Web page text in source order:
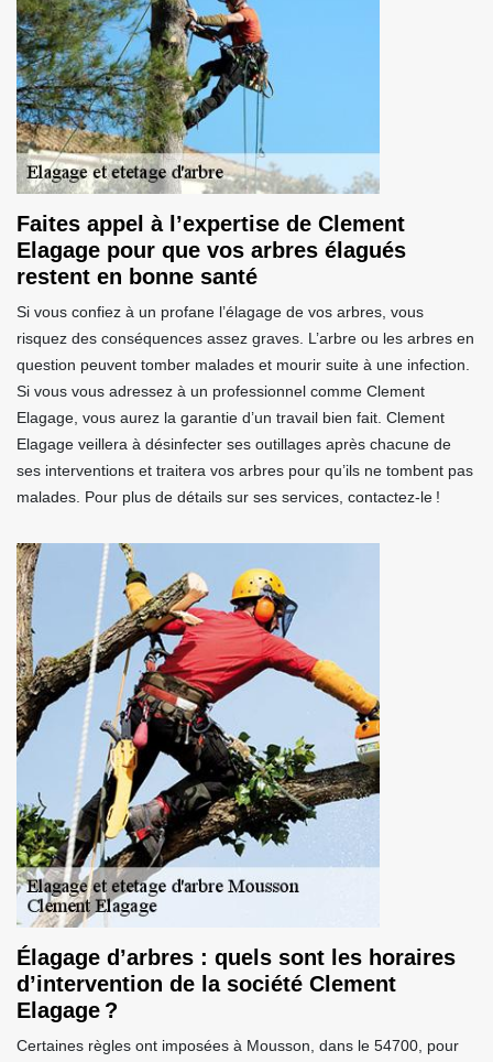
Faites appel à l’expertise de Clement
Elagage pour que vos arbres élagués
restent en bonne santé
Si vous confiez à un profane l’élagage de vos arbres, vous
risquez des conséquences assez graves. L’arbre ou les arbres en
question peuvent tomber malades et mourir suite à une infection.
Si vous vous adressez à un professionnel comme Clement
Elagage, vous aurez la garantie d’un travail bien fait. Clement
Elagage veillera à désinfecter ses outillages après chacune de
ses interventions et traitera vos arbres pour qu’ils ne tombent pas
malades. Pour plus de détails sur ses services, contactez-le !
Élagage d’arbres : quels sont les horaires
d’intervention de la société Clement
Elagage ?
Certaines règles ont imposées à Mousson, dans le 54700, pour